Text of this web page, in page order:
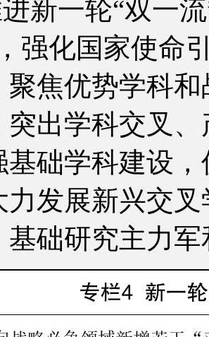
一轮“双一流
强化国家使命
焦优势学科
突出学科交叉
基础学科建设
力发展新兴交
基础研究主力